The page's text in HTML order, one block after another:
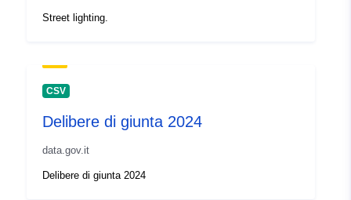
Street lighting.
CSV
Delibere di giunta 2024
data.gov.it
Delibere di giunta 2024